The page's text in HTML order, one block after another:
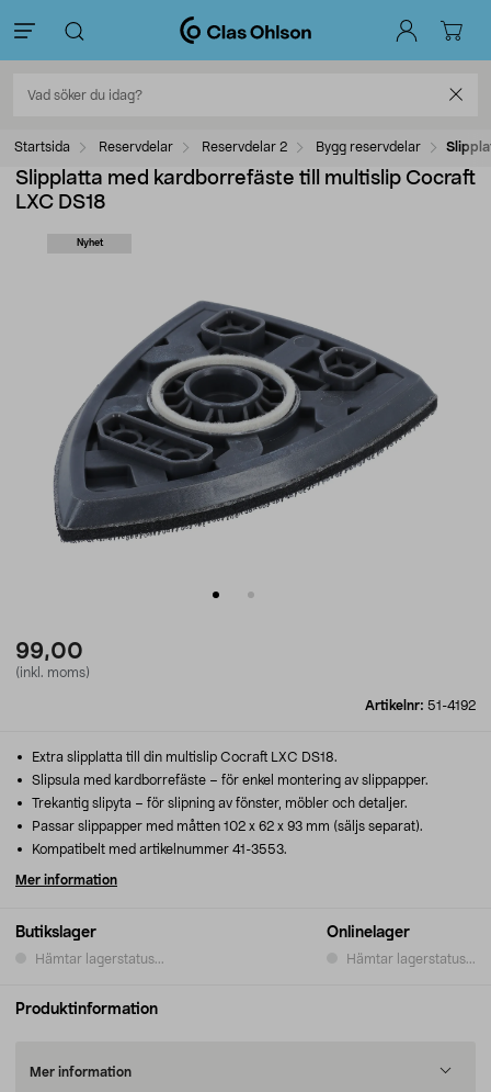
Startsida Reservdelar Reservdelar 2 Bygg reservdelar
Slipplatta med kardborrefäste till multislip Cocraft
LXC DS18
Nyhet
99,00
(inkl. moms)
Artikelnr: 51-4192
Butikslager
Hämtar lagerstatus...
Onlinelager
Hämtar lagerstatus...
Extra slipplatta till din multislip Cocraft LXC DS18.
Slipsula med kardborrefäste – för enkel montering av slippapper.
Trekantig slipyta – för slipning av fönster, möbler och detaljer.
Passar slippapper med måtten 102 x 62 x 93 mm (säljs separat).
Kompatibelt med artikelnummer 41-3553.
Mer information
Produktinformation
Mer information